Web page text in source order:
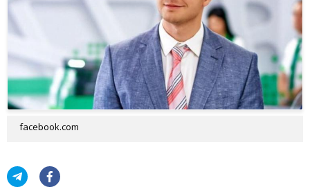
facebook.com